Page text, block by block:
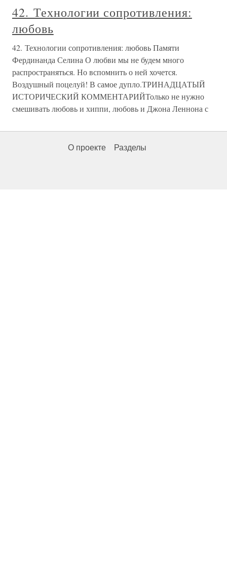
42. Технологии сопротивления:
любовь
42. Технологии сопротивления: любовь Памяти
Фердинанда Селина О любви мы не будем много
распространяться. Но вспомнить о ней хочется.
Воздушный поцелуй! В самое дупло.ТРИНАДЦАТЫЙ
ИСТОРИЧЕСКИЙ КОММЕНТАРИЙТолько не нужно
смешивать любовь и хиппи, любовь и Джона Леннона с
О проекте Разделы